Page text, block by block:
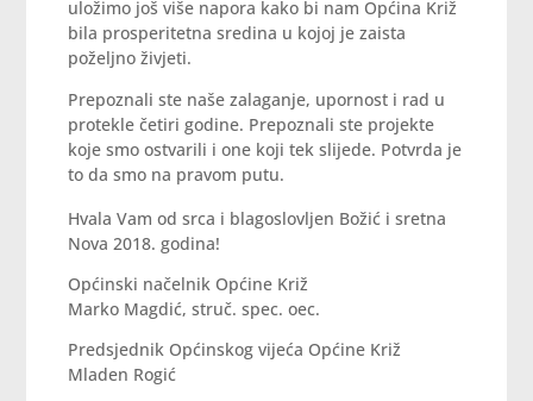
uložimo još više napora kako bi nam Općina Križ
bila prosperitetna sredina u kojoj je zaista
poželjno živjeti.
Prepoznali ste naše zalaganje, upornost i rad u
protekle četiri godine. Prepoznali ste projekte
koje smo ostvarili i one koji tek slijede. Potvrda je
to da smo na pravom putu.
Hvala Vam od srca i blagoslovljen Božić i sretna
Nova 2018. godina!
Općinski načelnik Općine Križ
Marko Magdić, struč. spec. oec.
Predsjednik Općinskog vijeća Općine Križ
Mladen Rogić